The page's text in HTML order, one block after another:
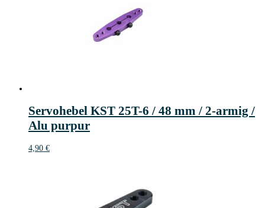
Servohebel KST 25T-6 / 48 mm / 2-armig /
Alu purpur
4,90 €